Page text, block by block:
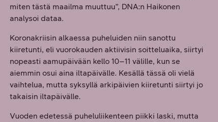
miten tästä maailma muuttuu”, DNA:n Haikonen
analysoi dataa.
Koronakriisin alkaessa puheluiden niin sanottu
kiiretunti, eli vuorokauden aktiivisin soitteluaika, siirtyi
nopeasti aamupäivään kello 10–11 välille, kun se
aiemmin osui aina iltapäivälle. Kesällä tässä oli vielä
vaihtelua, mutta syksyllä arkipäivien kiiretunti siirtyi jo
takaisin iltapäivälle.
Vuoden edetessä puheluliikenteen piikki laski, mutta